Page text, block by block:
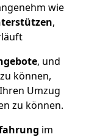
wie
,
, und
können,
Umzug
zu können.
im